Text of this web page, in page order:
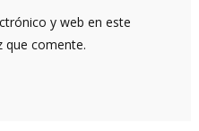
y web en este
que comente.